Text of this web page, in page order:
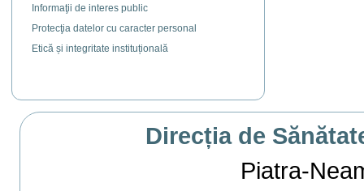
Informaţii de interes public
Protecţia datelor cu caracter personal
Etică și integritate instituțională
Direcția de
Piatra-